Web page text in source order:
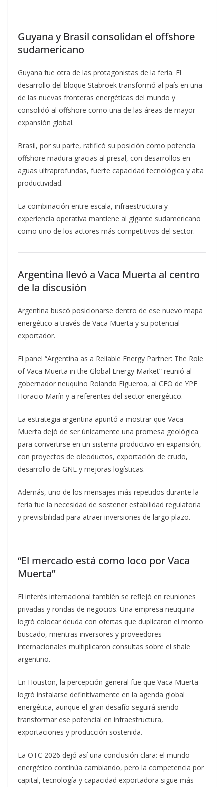
Guyana y Brasil consolidan el offshore
sudamericano
Guyana fue otra de las protagonistas de la feria. El
desarrollo del bloque Stabroek transformó al país en una
de las nuevas fronteras energéticas del mundo y
consolidó al offshore como una de las áreas de mayor
expansión global.
Brasil, por su parte, ratificó su posición como potencia
offshore madura gracias al presal, con desarrollos en
aguas ultraprofundas, fuerte capacidad tecnológica y alta
productividad.
La combinación entre escala, infraestructura y
experiencia operativa mantiene al gigante sudamericano
como uno de los actores más competitivos del sector.
Argentina llevó a Vaca Muerta al centro
de la discusión
Argentina buscó posicionarse dentro de ese nuevo mapa
energético a través de Vaca Muerta y su potencial
exportador.
El panel “Argentina as a Reliable Energy Partner: The Role
of Vaca Muerta in the Global Energy Market” reunió al
gobernador neuquino Rolando Figueroa, al CEO de YPF
Horacio Marín y a referentes del sector energético.
La estrategia argentina apuntó a mostrar que Vaca
Muerta dejó de ser únicamente una promesa geológica
para convertirse en un sistema productivo en expansión,
con proyectos de oleoductos, exportación de crudo,
desarrollo de GNL y mejoras logísticas.
Además, uno de los mensajes más repetidos durante la
feria fue la necesidad de sostener estabilidad regulatoria
y previsibilidad para atraer inversiones de largo plazo.
“El mercado está como loco por Vaca
Muerta”
El interés internacional también se reflejó en reuniones
privadas y rondas de negocios. Una empresa neuquina
logró colocar deuda con ofertas que duplicaron el monto
buscado, mientras inversores y proveedores
internacionales multiplicaron consultas sobre el shale
argentino.
En Houston, la percepción general fue que Vaca Muerta
logró instalarse definitivamente en la agenda global
energética, aunque el gran desafío seguirá siendo
transformar ese potencial en infraestructura,
exportaciones y producción sostenida.
La OTC 2026 dejó así una conclusión clara: el mundo
energético continúa cambiando, pero la competencia por
capital, tecnología y capacidad exportadora sigue más